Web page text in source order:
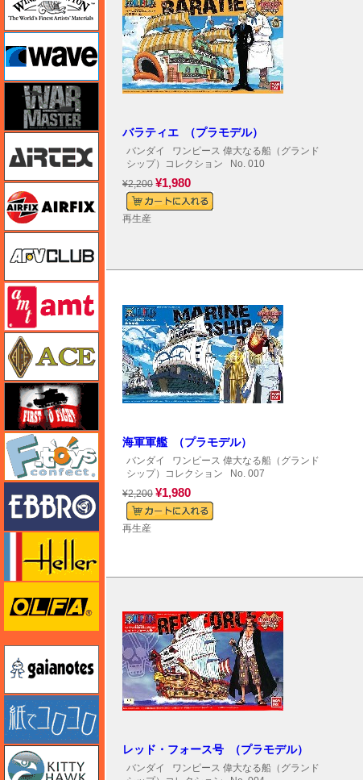
バラティエ （プラモデル）
バンダイ
ワンピース 偉大なる船（グランド
シップ）コレクション No. 010
¥2,200 ¥1,980
再生産
海軍軍艦 （プラモデル）
バンダイ
ワンピース 偉大なる船（グランド
シップ）コレクション No. 007
¥2,200 ¥1,980
再生産
レッド・フォース号 （プラモデル）
バンダイ
ワンピース 偉大なる船（グランド
ウェーブ
ウォーマスターズ
エアテックス
エアフィックス
エース
エフトイズ
エブロ
ガイアノーツ
紙でコロコロ
キティホーク